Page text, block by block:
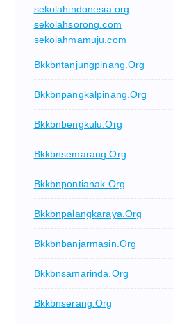
sekolahindonesia.org
sekolahsorong.com
sekolahmamuju.com
Bkkbntanjungpinang.org
Bkkbnpangkalpinang.org
Bkkbnbengkulu.org
Bkkbnsemarang.org
Bkkbnpontianak.org
Bkkbnpalangkaraya.org
Bkkbnbanjarmasin.org
Bkkbnsamarinda.org
Bkkbnserang.org